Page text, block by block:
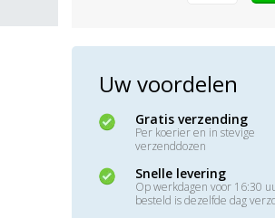
Uw voordelen
Gratis verzending
Per koerier en in stevige
verzenddozen
Snelle levering
Op werkdagen voor 16:30
besteld is dezelfde dag